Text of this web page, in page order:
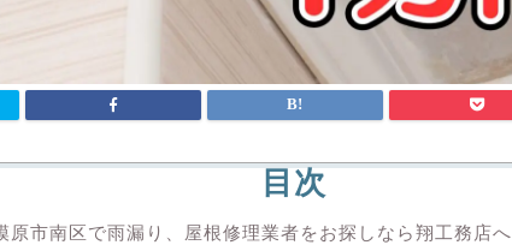
目次
原市南区で雨漏り、屋根修理業者をお探しなら翔工務店へ